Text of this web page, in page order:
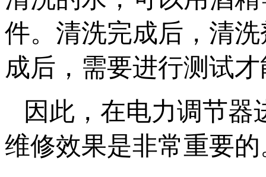
件。清洗完成后，清
成后，需要进行测试才
因此，在电力调节
维修效果是非常重要的